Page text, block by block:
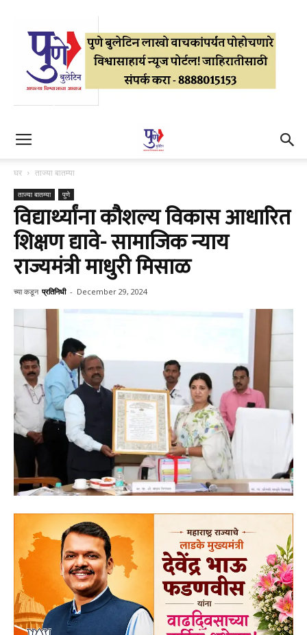
घर ताज्या बातम्या
ताज्या बातम्या पुणे
विद्यार्थ्यांना कौशल्य विकास आधारित
शिक्षण द्यावे- सामाजिक न्याय
राज्यमंत्री माधुरी मिसाळ
च्या कडून प्रतिनिधी - December 29, 2024